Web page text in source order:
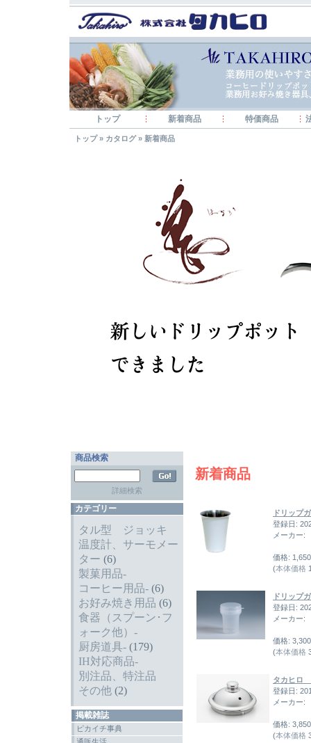
トップ 新着商品 特価商品
トップ» カタログ» 新着商品
商品検索
詳細検索
カテゴリー
タル型 ジョッキ
温度計、サーモメー
ター (6)
製菓用品-
コーヒー用品- (6)
お好み焼き用品 (6)
食器（スプーン･フ
ォーク他）-
厨房道具- (179)
IH対応商品-
別注品、特注品
その他 (2)
掲載雑誌
ピカイチ事典
新着商品
ドリップ
登録日:
メーカー:
価格:
(本体価格
ドリップ
登録日:
メーカー:
価格:
(本体価格
タカヒロ
登録日:
メーカー:
価格:
(本体価格